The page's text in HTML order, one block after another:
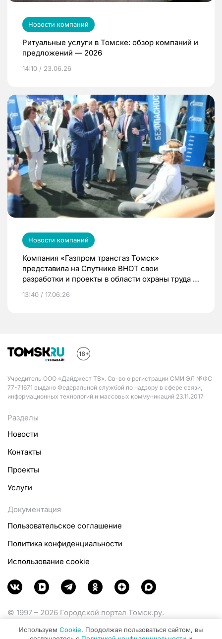
Новости компаний
Ритуальные услуги в Томске: обзор компаний и
предложений — 2026
14:10 / 23.06.26
Новости компаний
Компания «Газпром трансгаз Томск»
представила на Спутнике ВНОТ свои
разработки и проекты в области охраны труда и
13:40 / 17.06.26
Учредитель ООО «Дайджест ТВ». Св-во о регистрации СМИ ЭЛ №ФС
77-71671 выдано Федеральной службой по надзору в сфере связи,
информационных технологий и массовых коммуникаций 23.11.2017
Разделы
Новости
Контакты
Проекты
Услуги
Документация
Пользовательское соглашение
Политика конфиденциальности
Использование cookie
© 1997 – 2026 Городской портал Томск.ру.
Министерства цифрового развития, связи и массовых
Используем Cookie. Продолжая пользоваться сайтом, вы